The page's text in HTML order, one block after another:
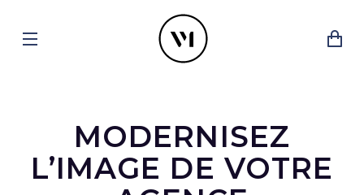
MODERNISEZ
L’IMAGE DE VOTRE